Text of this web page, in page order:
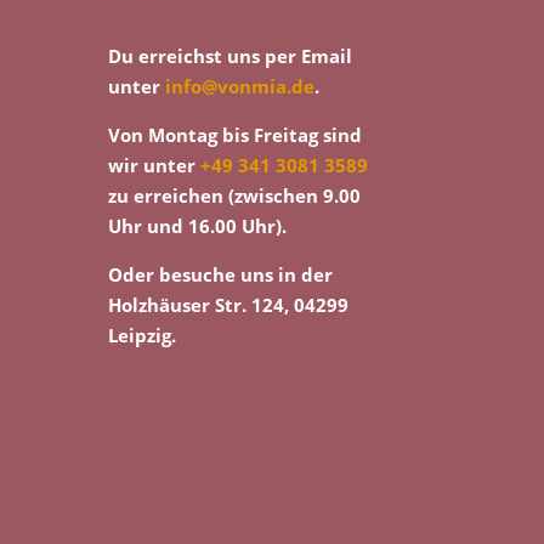
Du erreichst uns per Email
unter info@vonmia.de.
Von Montag bis Freitag sind
wir unter+49 341 3081 3589
zu erreichen (zwischen 9.00
Uhr und 16.00 Uhr).
Oder besuche uns in der
Holzhäuser Str. 124, 04299
Leipzig.